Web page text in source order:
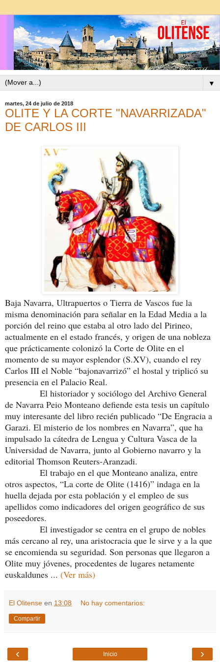
▼
martes, 24 de julio de 2018
OLITE Y LA CORTE "NAVARRIZADA"
DE CARLOS III
Baja Navarra, Ultrapuertos o Tierra de Vascos fue la
misma denominación para señalar en la Edad Media a la
porción del reino que estaba al otro lado del Pirineo,
actualmente en el estado francés, y origen de una nobleza
que prácticamente colonizó la Corte de Olite en el
momento de su mayor esplendor (S.XV), cuando el rey
Carlos III el Noble “bajonavarrizó” el hostal y triplicó su
presencia en el Palacio Real.
El historiador y sociólogo del Archivo General
de Navarra Peio Monteano defiende esta tesis un capítulo
muy interesante del libro recién publicado “De Engracia a
Garazi. El misterio de los nombres en Navarra”, que ha
impulsado la cátedra de Lengua y Cultura Vasca de la
Universidad de Navarra, junto al Gobierno navarro y la
editorial Thomson Reuters-Aranzadi.
El trabajo en el que Monteano analiza, entre
otros aspectos, “La corte de Olite (1416)” indaga en la
huella dejada por esta población y el empleo de sus
apellidos como indicadores del origen geográfico de sus
poseedores.
El investigador se centra en el grupo de nobles
más cercano al rey, una aristocracia que le sirve y a la que
se encomienda su seguridad. Son personas que llegaron a
Olite muy jóvenes, procedentes de lugares netamente
euskaldunes ... (Ver más)
El Olitense en 13:08 No hay comentarios:
Compartir
‹ ›
Inicio